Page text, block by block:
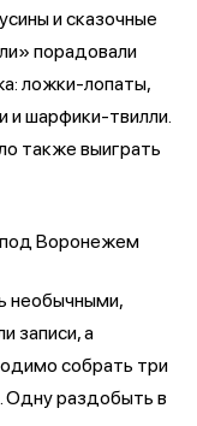
и сказочные
порадовали
ложки-лопаты,
и шарфики-твилли.
также выиграть
необычными,
записи, а
собрать три
Одну раздобыть в